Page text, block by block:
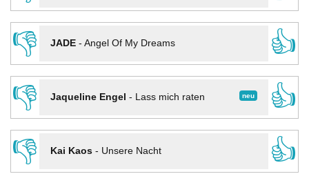
👎
JADE- Angel Of My Dreams
👍
👎
neu
Jaqueline Engel - Lass mich raten
👍
👎
Kai Kaos- Unsere Nacht
👍